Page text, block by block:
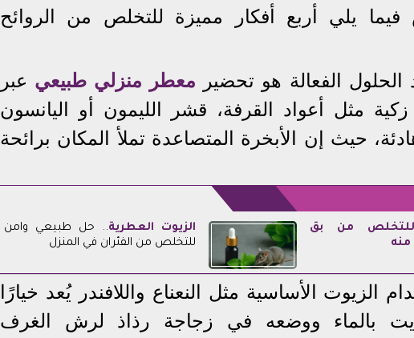
يلي أربع أفكار مميزة للتخلص من الروائح
الحلول الفعالة هو تحضير معطر منزلي طبيعي عبر
مثل أعواد القرفة، قشر الليمون أو اليانسون
حيث إن الأبخرة المتصاعدة تملأ المكان برائحة
من بق
منه
الزيوت العطرية.. حل طبيعي وآمن
للتخلص من الفئران في المنزل
الزيوت الأساسية مثل النعناع واللافندر يُعد خيارًا
بالماء ووضعه في زجاجة رذاذ لرش الغرف